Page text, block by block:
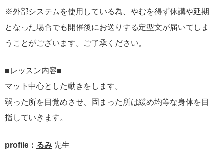
※外部システムを使用している為、やむを得ず休講や延期
となった場合でも開催後にお送りする定型文が届いてしま
うことがございます。ご了承ください。
■レッスン内容■
マット中心とした動きをします。
弱った所を目覚めさせ、固まった所は緩め均等な身体を目
指していきます。
profile： るみ 先生